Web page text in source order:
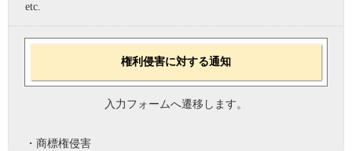
etc.
権利侵害に対する通知
入力フォームへ遷移します。
・商標権侵害